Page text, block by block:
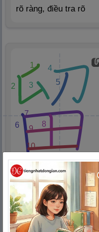
rõ ràng, điều tra rõ
1
2 3
4
5
6
7
8
9
10
LƯU
Nghĩa – Âm ON – Âm
KUN